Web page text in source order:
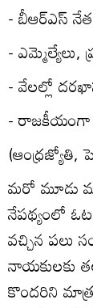
- బీఆర్‌ఎస్‌
- ఎమ్మెల్యేలు,
- వేలల్లో
- రాజకీయంగా
(ఆంధ్రజ్యోతి,
మరో మూడు
నేపథ్యంలో
వచ్చిన పలు
నాయకులకు
కొందరిని